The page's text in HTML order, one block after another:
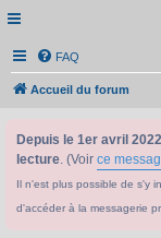
FAQ
Accueil du forum
Depuis le 1er avril 2022
lecture. (Voir ce
Il n'est plus possible de s'y
d'accéder à la messagerie